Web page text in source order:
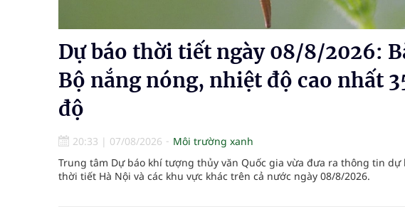
Đề xuất cơ chế thu hút nhân lực, nâng cao chất lượng y tế
Dự báo thời tiết ngày 08/8/2026:
Bộ nắng nóng, nhiệt độ cao nhất
độ
20:33 | 07/08/2026
Môi trường xanh
Trung tâm Dự báo khí tượng thủy văn Quốc gia vừa đưa ra thông tin dự
thời tiết Hà Nội và các khu vực khác trên cả nước ngày 08/8/2026.